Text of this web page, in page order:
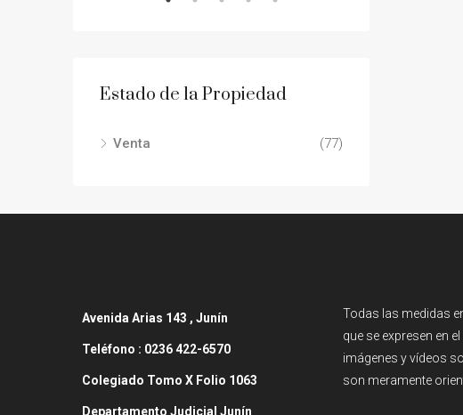
Estado de la Propiedad
Venta (77)
Avenida Arias 143 , Junín
Teléfono : 0236 422-6570
Colegiado Tomo X Folio 1063
Departamento Judicial Junín
Todas las medidas
que se expresen en
imágenes y vídeos
son meramente